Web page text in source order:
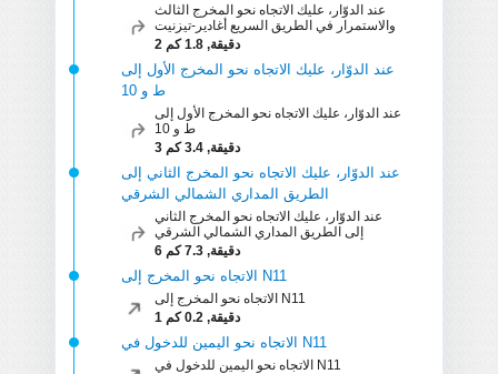
عند الدوّار، عليك الاتجاه نحو المخرج الثالث
والاستمرار في الطريق السريع أغادير-تيزنيت
2 دقيقة, 1.8 كم
عند الدوّار، عليك الاتجاه نحو المخرج الأول إلى
ط و 10
عند الدوّار، عليك الاتجاه نحو المخرج الأول إلى
ط و 10
3 دقيقة, 3.4 كم
عند الدوّار، عليك الاتجاه نحو المخرج الثاني إلى
الطريق المداري الشمالي الشرقي
عند الدوّار، عليك الاتجاه نحو المخرج الثاني
إلى الطريق المداري الشمالي الشرقي
6 دقيقة, 7.3 كم
الاتجاه نحو المخرج إلى ‪N11‬‏
الاتجاه نحو المخرج إلى ‪N11‬‏
1 دقيقة, 0.2 كم
الاتجاه نحو اليمين للدخول في ‪N11‬‏
الاتجاه نحو اليمين للدخول في ‪N11‬‏